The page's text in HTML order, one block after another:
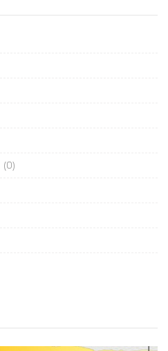
(0)